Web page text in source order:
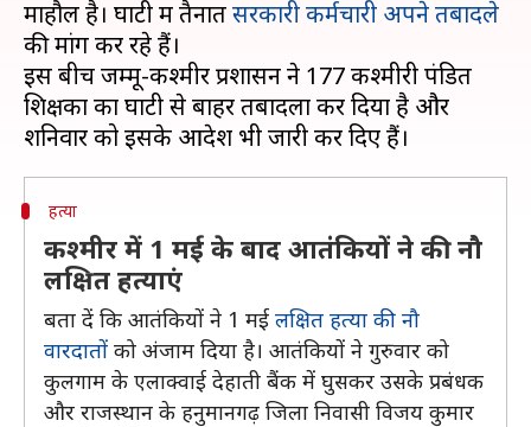
माहौल है। घाटी में तैनातसरकारी कर्मचारी अपने तबादले
की मांग कर रहे हैं।
इस बीच जम्मू-कश्मीर प्रशासन ने 177 कश्मीरी पंडित
शिक्षकों का घाटी से बाहर तबादला कर दिया है और
हत्या
कश्मीर में 1 मई के बाद आतंकियों ने की नौ
लक्षित हत्याएं
बता दें कि आतंकियों ने 1 मई लक्षित हत्या की नौ
वारदातों को अंजाम दिया है। आतंकियों ने गुरुवार को
कुलगाम के एलाक्वाई देहाती बैंक में घुसकर उसके प्रबंधक
और राजस्थान के हनुमानगढ़ जिला निवासी विजय कुमार